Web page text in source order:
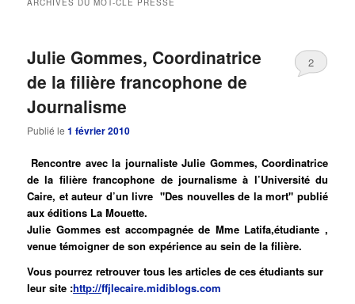
ARCHIVES DU MOT-CLÉ PRESSE
Julie Gommes, Coordinatrice
de la filière francophone de
Journalisme
Publié le1 février 2010
2
Rencontre avec la journaliste Julie Gommes, Coordinatrice
de la filière francophone de journalisme à l’Université du
Caire, et auteur d’un livre "Des nouvelles de la mort" publié
aux éditions La Mouette.
Julie Gommes est accompagnée de Mme Latifa,étudiante ,
venue témoigner de son expérience au sein de la filière.
Vous pourrez retrouver tous les articles de ces étudiants sur
leur site :http://ffjlecaire.midiblogs.com